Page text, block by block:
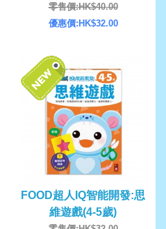
零售價:HK$40.00
優惠價:HK$32.00
FOOD超人IQ智能開發:思
維遊戲(4-5歲)